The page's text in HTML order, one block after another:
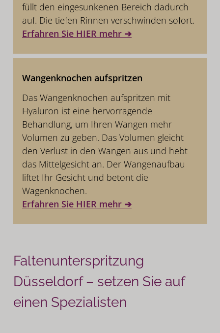
füllt den eingesunkenen Bereich dadurch
auf. Die tiefen Rinnen verschwinden sofort.
Erfahren Sie HIER mehr ➔
Wangenknochen aufspritzen
Das Wangenknochen aufspritzen mit
Hyaluron ist eine hervorragende
Behandlung, um Ihren Wangen mehr
Volumen zu geben. Das Volumen gleicht
den Verlust in den Wangen aus und hebt
das Mittelgesicht an. Der Wangenaufbau
liftet Ihr Gesicht und betont die
Wagenknochen.
Erfahren Sie HIER mehr ➔
Faltenunterspritzung
Düsseldorf – setzen Sie auf
einen Spezialisten